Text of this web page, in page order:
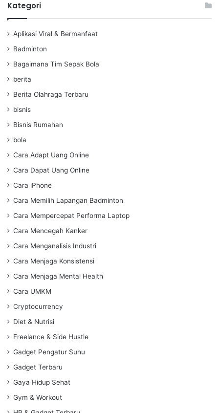
Kategori
Aplikasi Viral & Bermanfaat
Badminton
Bagaimana Tim Sepak Bola
berita
Berita Olahraga Terbaru
bisnis
Bisnis Rumahan
bola
Cara Adapt Uang Online
Cara Dapat Uang Online
Cara iPhone
Cara Memilih Lapangan Badminton
Cara Mempercepat Performa Laptop
Cara Mencegah Kanker
Cara Menganalisis Industri
Cara Menjaga Konsistensi
Cara Menjaga Mental Health
Cara UMKM
Cryptocurrency
Diet & Nutrisi
Freelance & Side Hustle
Gadget Pengatur Suhu
Gadget Terbaru
Gaya Hidup Sehat
Gym & Workout